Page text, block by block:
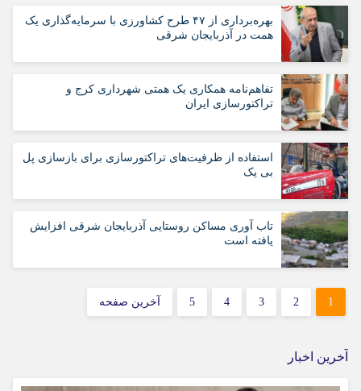
بهره‌برداری از ۴۷ طرح کشاورزی با سرمایه‌گذاری یک
همت در آذربایجان شرقی
تفاهم‌نامه همکاری یک همتی شهرداری کرج و
تراکتورسازی ایران
استفاده از ظرفیت‌های تراکتورسازی برای بازسازی پل
بی یک
تاب آوری مساکن روستایی آذربایجان شرقی افزایش
یافته است
1
2
3
4
5 آخرین صفحه
آخرین اخبار